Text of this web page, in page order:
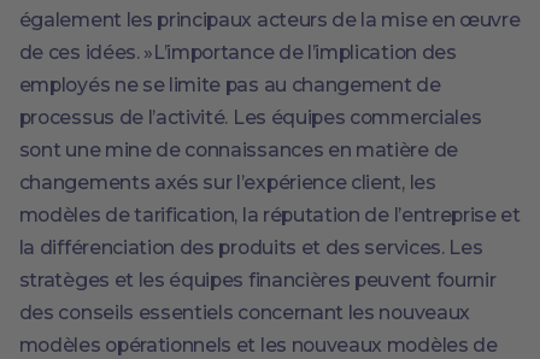
également les principaux acteurs de la mise en œuvre
de ces idées. »L’importance de l’implication des
employés ne se limite pas au changement de
processus de l’activité. Les équipes commerciales
sont une mine de connaissances en matière de
changements axés sur l’expérience client, les
modèles de tarification, la réputation de l’entreprise et
la différenciation des produits et des services. Les
stratèges et les équipes financières peuvent fournir
des conseils essentiels concernant les nouveaux
modèles opérationnels et les nouveaux modèles de